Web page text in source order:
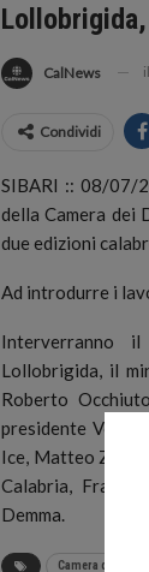
CalNews il
Condividi
SIBARI :: 08/07/
della Camera dei
due edizioni
Ad introdurre i
Interverranno il
Lollobrigida, il
Roberto
presidente
Ice, Matteo
Calabria,
Demma.
Camera dei